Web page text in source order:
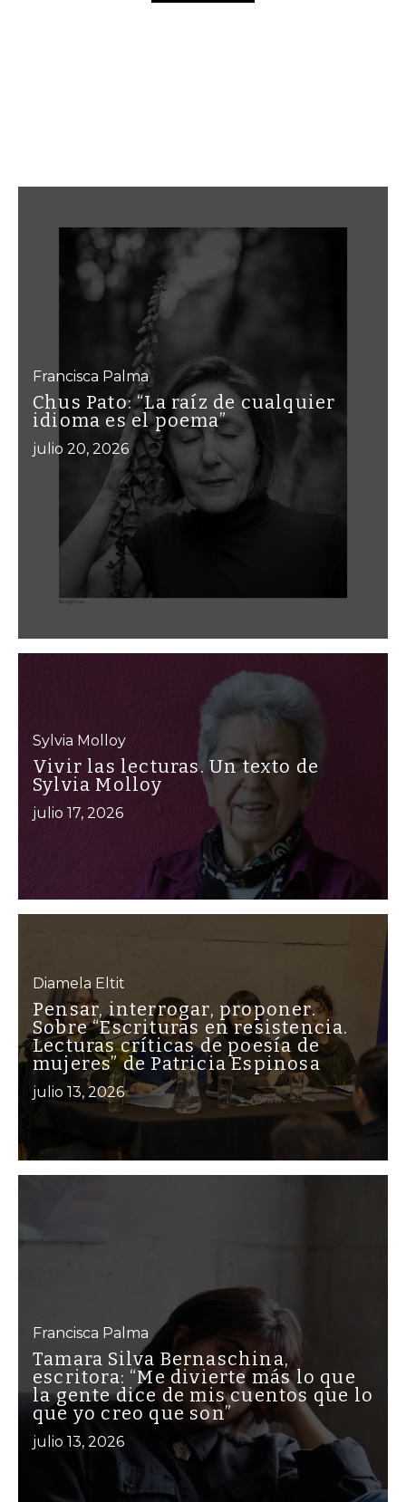
Francisca Palma
Chus Pato: “La raíz de cualquier
idioma es el poema”
julio 20, 2026
Sylvia Molloy
Vivir las lecturas. Un texto de
Sylvia Molloy
julio 17, 2026
Diamela Eltit
Pensar, interrogar, proponer.
Sobre “Escrituras en resistencia.
Lecturas críticas de poesía de
mujeres” de Patricia Espinosa
julio 13, 2026
Francisca Palma
Tamara Silva Bernaschina,
escritora: “Me divierte más lo que
la gente dice de mis cuentos que lo
que yo creo que son”
julio 13, 2026